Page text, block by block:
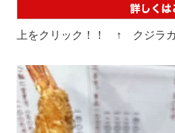
上をクリック！！ ↑ クジラ